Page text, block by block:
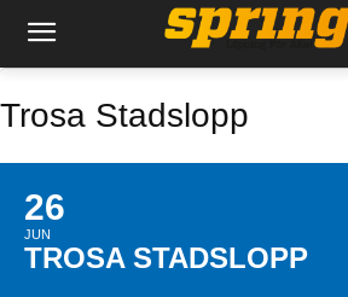
Trosa Stadslopp
26
JUN
TROSA STADSLOPP